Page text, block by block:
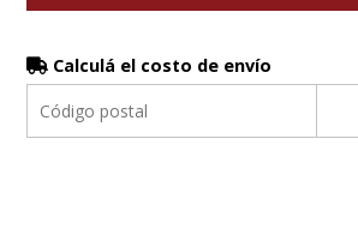
Calculá el costo de envío